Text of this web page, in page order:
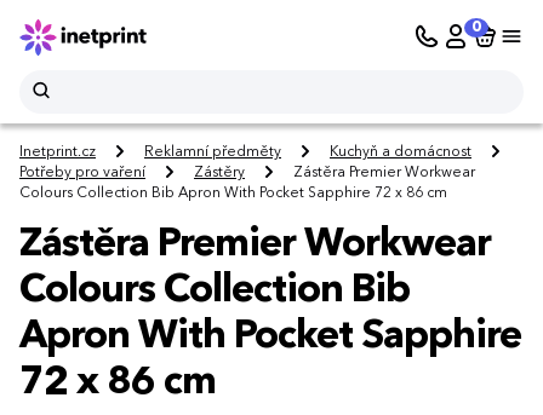
0
Inetprint.cz Reklamní předměty
Kuchyň a domácnost
Potřeby pro vaření
Zástěry
Zástěra Premier Workwear
Colours Collection Bib Apron With Pocket Sapphire 72 x 86 cm
Zástěra Premier Workwear
Colours Collection Bib
Apron With Pocket Sapphire
72 x 86 cm